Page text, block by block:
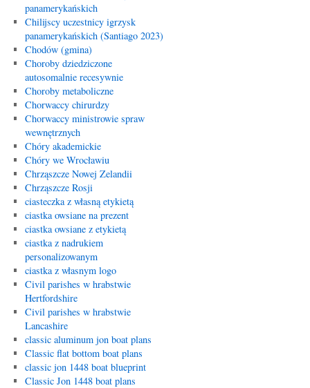
panamerykańskich
Chilijscy uczestnicy igrzysk
panamerykańskich (Santiago 2023)
Chodów (gmina)
Choroby dziedziczone
autosomalnie recesywnie
Choroby metaboliczne
Chorwaccy chirurdzy
Chorwaccy ministrowie spraw
wewnętrznych
Chóry akademickie
Chóry we Wrocławiu
Chrząszcze Nowej Zelandii
Chrząszcze Rosji
ciasteczka z własną etykietą
ciastka owsiane na prezent
ciastka owsiane z etykietą
ciastka z nadrukiem
personalizowanym
ciastka z własnym logo
Civil parishes w hrabstwie
Hertfordshire
Civil parishes w hrabstwie
Lancashire
classic aluminum jon boat plans
Classic flat bottom boat plans
classic jon 1448 boat blueprint
Classic Jon 1448 boat plans